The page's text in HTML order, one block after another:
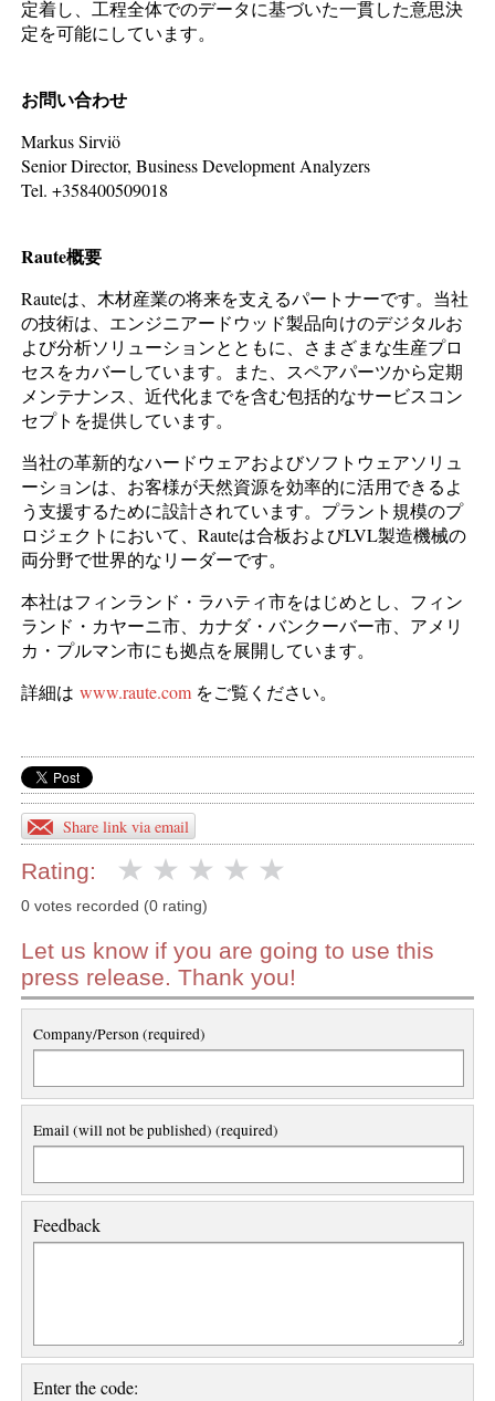
定着し、工程全体でのデータに基づいた一貫した意思決
定を可能にしています。
お問い合わせ
Markus Sirviö
Senior Director, Business Development Analyzers
Tel. +358400509018
Raute概要
Rauteは、木材産業の将来を支えるパートナーです。当社
の技術は、エンジニアードウッド製品向けのデジタルお
よび分析ソリューションとともに、さまざまな生産プロ
セスをカバーしています。また、スペアパーツから定期
メンテナンス、近代化までを含む包括的なサービスコン
セプトを提供しています。
当社の革新的なハードウェアおよびソフトウェアソリュ
ーションは、お客様が天然資源を効率的に活用できるよ
う支援するために設計されています。プラント規模のプ
ロジェクトにおいて、Rauteは合板およびLVL製造機械の
両分野で世界的なリーダーです。
本社はフィンランド・ラハティ市をはじめとし、フィン
ランド・カヤーニ市、カナダ・バンクーバー市、アメリ
カ・プルマン市にも拠点を展開しています。
詳細はwww.raute.com をご覧ください。
Share link via email
Rating:
0 votes recorded (0 rating)
Let us know if you are going to use this
press release. Thank you!
Company/Person (required)
Email (will not be published) (required)
Feedback
Enter the code: